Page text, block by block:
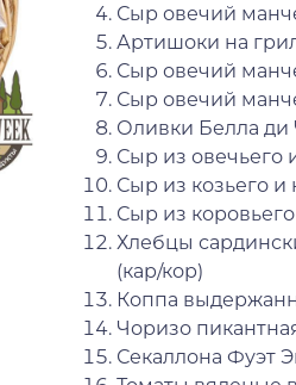
Сыр овечий
Артишоки на
Сыр овечий
Сыр овечий
Оливки Белла ди
Сыр из овечьего
Сыр из козьего и
Сыр из
Хлебцы
(кар/кор)
Коппа
Чоризо
Секаллона Фуэт